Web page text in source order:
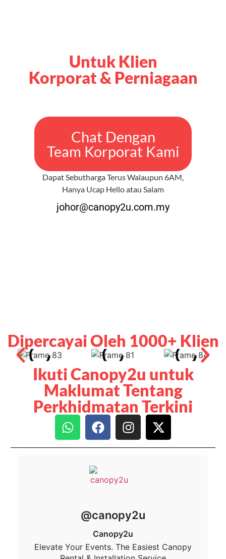
Untuk Klien
Korporat & Perniagaan
Chat Dengan
Team Korporat Kami
Dapat Sebutharga Terus Walaupun 6AM,
Hanya Ucap Hello atau Salam
johor@canopy2u.com.my
Dipercayai Oleh 1000+ Klien
Ikuti Canopy2u untuk
Maklumat Tentang
Perkhidmatan Terkini
@canopy2u
Canopy2u
Elevate Your Events. The Easiest Canopy
Rental & Installation Service